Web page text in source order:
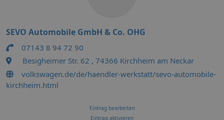
SEVO Automobile GmbH & Co. OHG
07143 8 94 72 90
Besigheimer Str. 62 , 74366 Kirchheim am Neckar
volkswagen.de/de/haendler-werkstatt/sevo-automobile-
kirchheim.html
Eintrag bearbeiten
Eintrag aktivieren